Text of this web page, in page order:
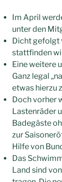
Im April
unter den
Dicht gefolgt
stattfinden
Eine weitere
Ganz legal
etwas hierzu
Doch vorher
Lastenräder
Badegäste
zur
Hilfe von
Das
Land sind